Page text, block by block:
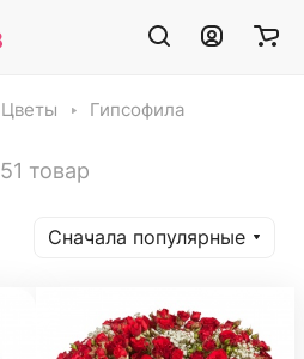
Цветы Гипсофила
51 товар
Сначала популярные